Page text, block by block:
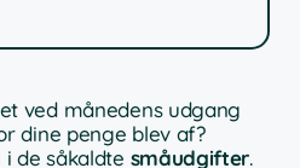
ved månedens udgang
dine penge blev af?
de såkaldte småudgifter.